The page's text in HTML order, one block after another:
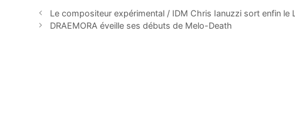
Le compositeur expérimental / IDM Chris Ianuzzi sort enfin le
DRAEMORA éveille ses débuts de Melo-Death